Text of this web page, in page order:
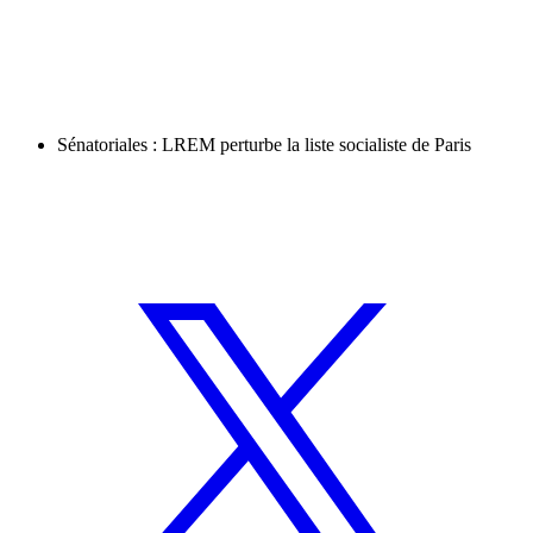
Sénatoriales : LREM perturbe la liste socialiste de Paris